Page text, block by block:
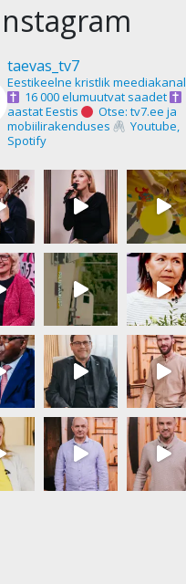
taevas_tv7
Eestikeelne kristlik meediakanal
16 000 elumuutvat saadet
aastat Eestis
Otse: tv7.ee ja
mobiilirakenduses
Youtube,
Spotify